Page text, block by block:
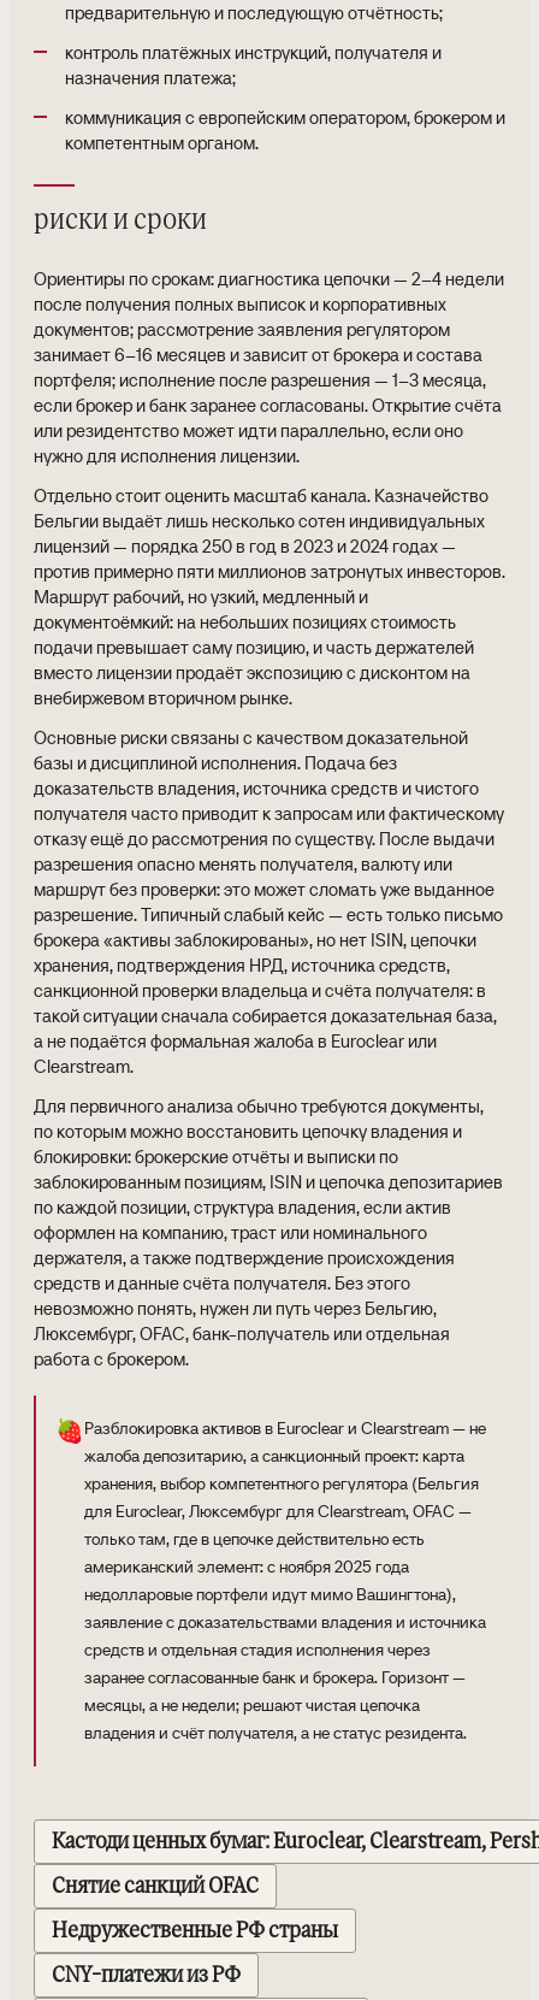
предварительную и последующую отчётность;
контроль платёжных инструкций, получателя и
назначения платежа;
коммуникация с европейским оператором, брокером и
компетентным органом.
риски и сроки
Ориентиры по срокам: диагностика цепочки — 2–4 недели
после получения полных выписок и корпоративных
документов; рассмотрение заявления регулятором
занимает 6–16 месяцев и зависит от брокера и состава
портфеля; исполнение после разрешения — 1–3 месяца,
если брокер и банк заранее согласованы. Открытие счёта
или резидентство может идти параллельно, если оно
нужно для исполнения лицензии.
Отдельно стоит оценить масштаб канала. Казначейство
Бельгии выдаёт лишь несколько сотен индивидуальных
лицензий — порядка 250 в год в 2023 и 2024 годах —
против примерно пяти миллионов затронутых инвесторов.
Маршрут рабочий, но узкий, медленный и
документоёмкий: на небольших позициях стоимость
подачи превышает саму позицию, и часть держателей
вместо лицензии продаёт экспозицию с дисконтом на
внебиржевом вторичном рынке.
Основные риски связаны с качеством доказательной
базы и дисциплиной исполнения. Подача без
доказательств владения, источника средств и чистого
получателя часто приводит к запросам или фактическому
отказу ещё до рассмотрения по существу. После выдачи
разрешения опасно менять получателя, валюту или
маршрут без проверки: это может сломать уже выданное
разрешение. Типичный слабый кейс — есть только письмо
брокера «активы заблокированы», но нет ISIN, цепочки
хранения, подтверждения НРД, источника средств,
санкционной проверки владельца и счёта получателя: в
такой ситуации сначала собирается доказательная база,
а не подаётся формальная жалоба в Euroclear или
Clearstream.
Для первичного анализа обычно требуются документы,
по которым можно восстановить цепочку владения и
блокировки: брокерские отчёты и выписки по
заблокированным позициям, ISIN и цепочка депозитариев
по каждой позиции, структура владения, если актив
оформлен на компанию, траст или номинального
держателя, а также подтверждение происхождения
средств и данные счёта получателя. Без этого
невозможно понять, нужен ли путь через Бельгию,
Люксембург, OFAC, банк-получатель или отдельная
работа с брокером.
🍓Разблокировка активов в Euroclear и Clearstream — не
жалоба депозитарию, а санкционный проект: карта
хранения, выбор компетентного регулятора (Бельгия
для Euroclear, Люксембург для Clearstream, OFAC —
только там, где в цепочке действительно есть
американский элемент: с ноября 2025 года
недолларовые портфели идут мимо Вашингтона),
заявление с доказательствами владения и источника
средств и отдельная стадия исполнения через
заранее согласованные банк и брокера. Горизонт —
месяцы, а не недели; решают чистая цепочка
владения и счёт получателя, а не статус резидента.
Кастоди ценных бумаг: Euroclear, Clearstream,
Снятие санкций OFAC
Недружественные РФ страны
CNY-платежи из РФ